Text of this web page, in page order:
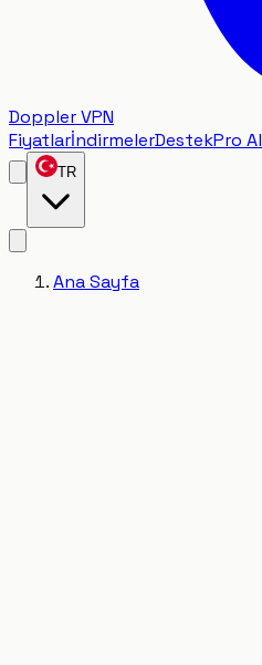
Doppler VPN
FiyatlarİndirmelerDestekPro Al
TR
Ana Sayfa